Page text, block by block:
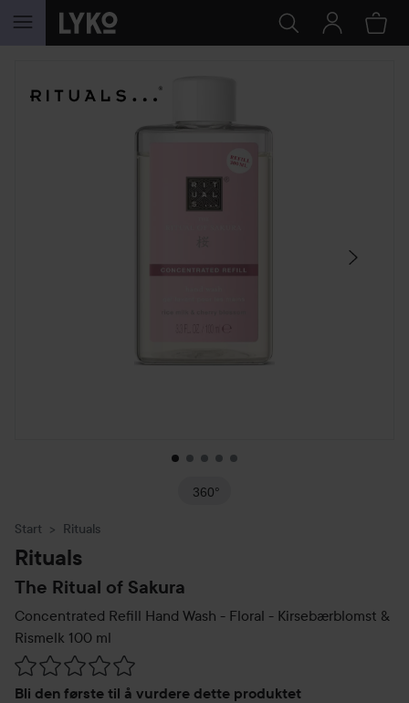
GÅ TIL INNHOLD
HOPP OVER SEKSJON
360°
Start Rituals
Rituals
The Ritual of Sakura
Concentrated Refill Hand Wash - Floral - Kirsebærblomst &
Rismelk 100 ml
Bli den første til å vurdere dette produktet
Gå til Vurderinger & anmeldelser